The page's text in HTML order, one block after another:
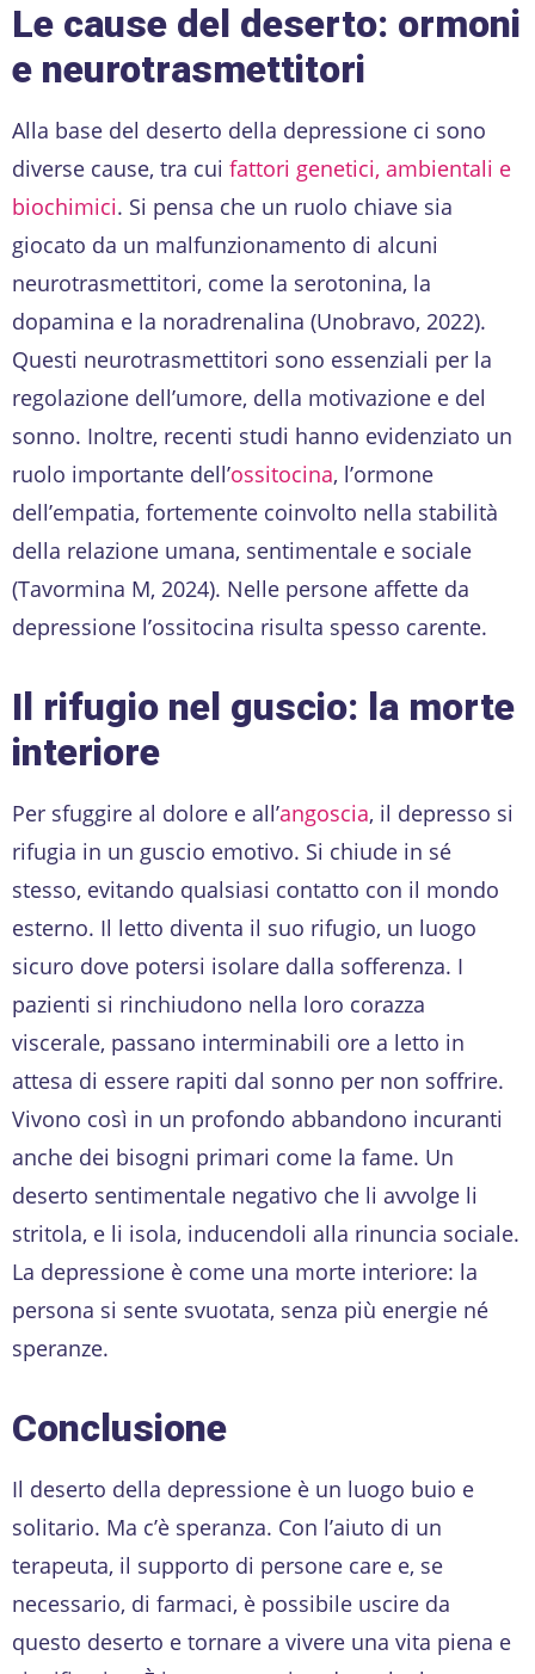
Le cause del deserto: ormoni
e neurotrasmettitori
Alla base del deserto della depressione ci sono
diverse cause, tra cui fattori genetici, ambientali e
biochimici. Si pensa che un ruolo chiave sia
giocato da un malfunzionamento di alcuni
neurotrasmettitori, come la serotonina, la
dopamina e la noradrenalina (Unobravo, 2022).
Questi neurotrasmettitori sono essenziali per la
regolazione dell’umore, della motivazione e del
sonno. Inoltre, recenti studi hanno evidenziato un
ruolo importante dell’ossitocina, l’ormone
dell’empatia, fortemente coinvolto nella stabilità
della relazione umana, sentimentale e sociale
(Tavormina M, 2024). Nelle persone affette da
depressione l’ossitocina risulta spesso carente.
Il rifugio nel guscio: la morte
interiore
Per sfuggire al dolore e all’angoscia, il depresso si
rifugia in un guscio emotivo. Si chiude in sé
stesso, evitando qualsiasi contatto con il mondo
esterno. Il letto diventa il suo rifugio, un luogo
sicuro dove potersi isolare dalla sofferenza. I
pazienti si rinchiudono nella loro corazza
viscerale, passano interminabili ore a letto in
attesa di essere rapiti dal sonno per non soffrire.
Vivono così in un profondo abbandono incuranti
anche dei bisogni primari come la fame. Un
deserto sentimentale negativo che li avvolge li
stritola, e li isola, inducendoli alla rinuncia sociale.
La depressione è come una morte interiore: la
persona si sente svuotata, senza più energie né
speranze.
Conclusione
Il deserto della depressione è un luogo buio e
solitario. Ma c’è speranza. Con l’aiuto di un
terapeuta, il supporto di persone care e, se
necessario, di farmaci, è possibile uscire da
questo deserto e tornare a vivere una vita piena e